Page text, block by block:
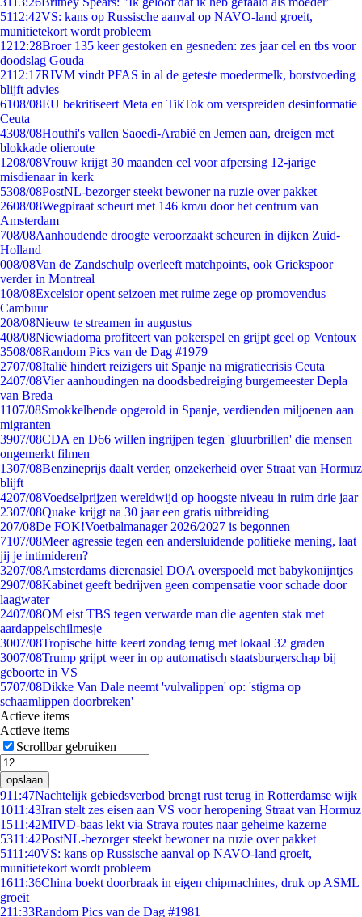
5112:42VS: kans op Russische aanval op NAVO-land groeit,
munitietekort wordt probleem
1212:28Broer 135 keer gestoken en gesneden: zes jaar cel en tbs voor
doodslag Gouda
2112:17RIVM vindt PFAS in al de geteste moedermelk, borstvoeding
blijft advies
6108/08EU bekritiseert Meta en TikTok om verspreiden desinformatie
Ceuta
4308/08Houthi's vallen Saoedi-Arabië en Jemen aan, dreigen met
blokkade olieroute
1208/08Vrouw krijgt 30 maanden cel voor afpersing 12-jarige
misdienaar in kerk
5308/08PostNL-bezorger steekt bewoner na ruzie over pakket
2608/08Wegpiraat scheurt met 146 km/u door het centrum van
Amsterdam
708/08Aanhoudende droogte veroorzaakt scheuren in dijken Zuid-
Holland
008/08Van de Zandschulp overleeft matchpoints, ook Griekspoor
verder in Montreal
108/08Excelsior opent seizoen met ruime zege op promovendus
Cambuur
208/08Nieuw te streamen in augustus
408/08Niewiadoma profiteert van pokerspel en grijpt geel op Ventoux
3508/08Random Pics van de Dag #1979
2707/08Italië hindert reizigers uit Spanje na migratiecrisis Ceuta
2407/08Vier aanhoudingen na doodsbedreiging burgemeester Depla
van Breda
1107/08Smokkelbende opgerold in Spanje, verdienden miljoenen aan
migranten
3907/08CDA en D66 willen ingrijpen tegen 'gluurbrillen' die mensen
ongemerkt filmen
1307/08Benzineprijs daalt verder, onzekerheid over Straat van Hormuz
blijft
4207/08Voedselprijzen wereldwijd op hoogste niveau in ruim drie jaar
2307/08Quake krijgt na 30 jaar een gratis uitbreiding
207/08De FOK!Voetbalmanager 2026/2027 is begonnen
7107/08Meer agressie tegen een andersluidende politieke mening, laat
jij je intimideren?
3207/08Amsterdams dierenasiel DOA overspoeld met babykonijntjes
2907/08Kabinet geeft bedrijven geen compensatie voor schade door
laagwater
2407/08OM eist TBS tegen verwarde man die agenten stak met
aardappelschilmesje
3007/08Tropische hitte keert zondag terug met lokaal 32 graden
3007/08Trump grijpt weer in op automatisch staatsburgerschap bij
geboorte in VS
5707/08Dikke Van Dale neemt 'vulvalippen' op: 'stigma op
schaamlippen doorbreken'
Actieve items
Actieve items
Scrollbar gebruiken
opslaan
911:47Nachtelijk gebiedsverbod brengt rust terug in Rotterdamse wijk
1011:43Iran stelt zes eisen aan VS voor heropening Straat van Hormuz
1511:42MIVD-baas lekt via Strava routes naar geheime kazerne
5311:42PostNL-bezorger steekt bewoner na ruzie over pakket
5111:40VS: kans op Russische aanval op NAVO-land groeit,
munitietekort wordt probleem
1611:36China boekt doorbraak in eigen chipmachines, druk op ASML
groeit
211:33Random Pics van de Dag #1981